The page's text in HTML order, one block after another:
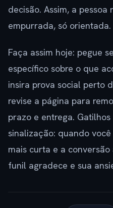
decisão. Assim, a
empurrada, só orientada.
Faça assim hoje: pegue
específico sobre o que
insira prova social perto
revise a página para
prazo e entrega.
sinalização: quando
mais curta e a
funil agradece e sua